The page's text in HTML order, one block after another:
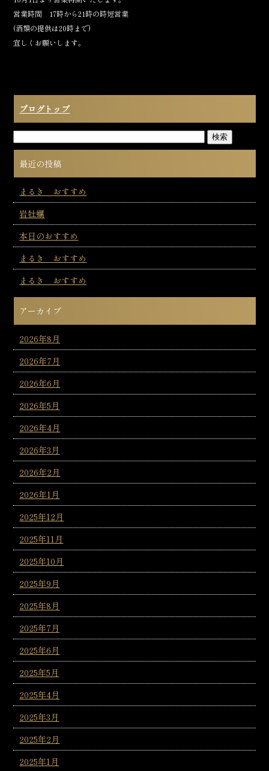
c
e
b
o
k
e
営業時間 17時から21時の時短営業
(酒類の提供は20時まで)
宜しくお願いします。
ブログトップ
最近の投稿
まるき おすすめ
岩牡蠣
本日のおすすめ
まるき おすすめ
まるき おすすめ
アーカイブ
2026年8月
2026年7月
2026年6月
2026年5月
2026年4月
2026年3月
2026年2月
2026年1月
2025年12月
2025年11月
2025年10月
2025年9月
2025年8月
2025年7月
2025年6月
2025年5月
2025年4月
2025年3月
2025年2月
2025年1月